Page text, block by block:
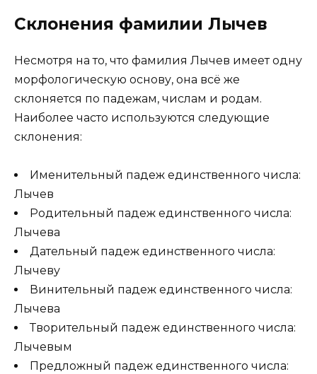
Склонения фамилии Лычев
Несмотря на то, что фамилия Лычев имеет одну
морфологическую основу, она всё же
склоняется по падежам, числам и родам.
Наиболее часто используются следующие
склонения:
Именительный падеж единственного числа:
Лычев
Родительный падеж единственного числа:
Лычева
Дательный падеж единственного числа:
Лычеву
Винительный падеж единственного числа:
Лычева
Творительный падеж единственного числа:
Лычевым
Предложный падеж единственного числа: